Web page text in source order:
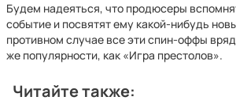
Будем надеяться, что продюсеры
событие и посвятят ему какой-нибудь
противном случае все эти спин-оффы
же популярности, как «Игра престолов».
Читайте также: